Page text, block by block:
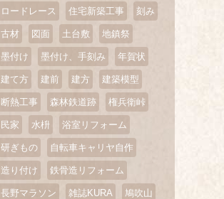
ロードレース 住宅新築工事 刻み
古材 図面 土台敷 地鎮祭
墨付け 墨付け、手刻み 年賀状
建て方 建前 建方 建築模型
断熱工事 森林鉄道跡 権兵衛峠
民家 水枡 浴室リフォーム
研ぎもの 自転車キャリヤ自作
造り付け 鉄骨造リフォーム
長野マラソン 雑誌KURA 鳩吹山